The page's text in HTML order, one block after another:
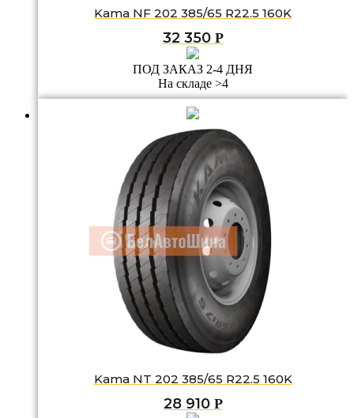
Kama NF 202 385/65 R22.5 160K
32 350 Р
ПОД ЗАКАЗ 2-4 ДНЯ
На складе >4
Kama NT 202 385/65 R22.5 160K
28 910 Р